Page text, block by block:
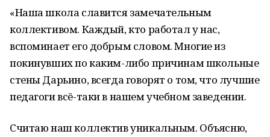
«Наша школа славится замечательным
коллективом. Каждый, кто работал у нас,
вспоминает его добрым словом. Многие из
покинувших по каким-либо причинам школьные
стены Дарьино, всегда говорят о том, что лучшие
педагоги всё-таки в нашем учебном заведении.
Считаю наш коллектив уникальным. Объясню,